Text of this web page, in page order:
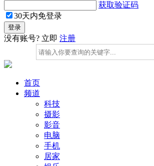
获取验证码
30天内免登录
没有账号? 立即 注册
首页
频道
科技
摄影
影音
电脑
手机
居家